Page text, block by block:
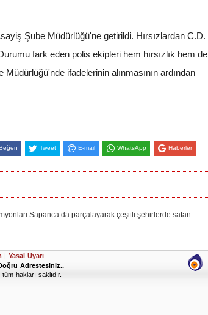
Şube Müdürlüğü'ne getirildi. Hırsızlardan C.D.
fark eden polis ekipleri hem hırsızlık hem de
ifadelerinin alınmasının ardından
Beğen Tweet E-mail WhatsApp Haberler
Sapanca’da parçalayarak çeşitli şehirlerde satan
| Yasal Uyarı
Adrestesiniz..
hakları saklıdır.